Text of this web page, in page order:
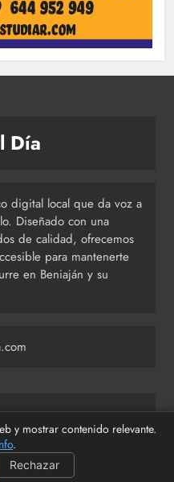
y mostrar contenido relevante.
.
Rechazar
Día
digital local que da voz a
Diseñado con una
de calidad, ofrecemos
para mantenerte
en Beniaján y su